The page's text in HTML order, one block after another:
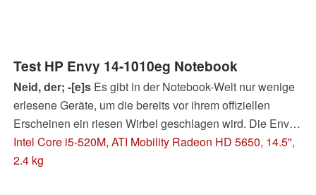
Test HP Envy 14-1010eg Notebook
Neid, der; -[e]sEs gibt in der Notebook-Welt nur wenige
erlesene Geräte, um die bereits vor ihrem offiziellen
Erscheinen ein riesen Wirbel geschlagen wird. Die Envy
Serie von HP ist da hinzuzuzählen, sieht sie sich doch als
Königsklasse im Sortiment, auf Augenhöhe der Apple
Intel Core i5-520M, ATI Mobility Radeon HD 5650, 14.5",
2.4 kg